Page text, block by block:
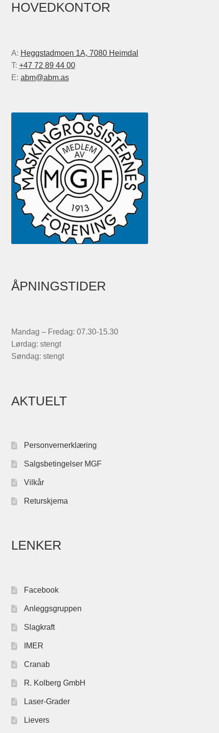
HOVEDKONTOR
A: Heggstadmoen 1A, 7080 Heimdal
T: +47 72 89 44 00
E: abm@abm.as
ÅPNINGSTIDER
Mandag – Fredag: 07.30-15.30
Lørdag: stengt
Søndag: stengt
AKTUELT
Personvernerklæring
Salgsbetingelser MGF
Vilkår
Returskjema
LENKER
Facebook
Anleggsgruppen
Slagkraft
IMER
Cranab
R. Kolberg GmbH
Laser-Grader
Lievers